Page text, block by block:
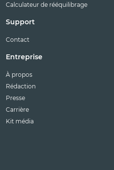
Calculateur de rééquilibrage
Support
Contact
Entreprise
À propos
Rédaction
Presse
Carrière
Kit média